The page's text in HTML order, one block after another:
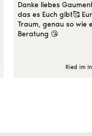
Danke liebes
das es Euch gibt🥰
Traum, genau so wie
Beratung 😘
Ried im